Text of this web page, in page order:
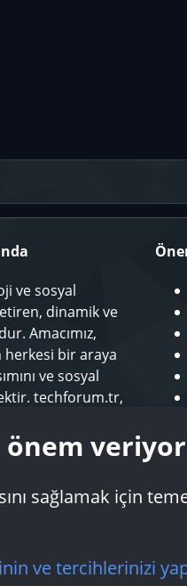
ve sosyal
dinamik ve
Amacımız,
bir araya
ve sosyal
techforum.tr,
en son
öğrenme fırsatı
sağlamak için
ve tercihlerinizi